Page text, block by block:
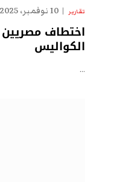
تقارير 10 نوفمبر، 2025
اختطاف
الكواليس
…